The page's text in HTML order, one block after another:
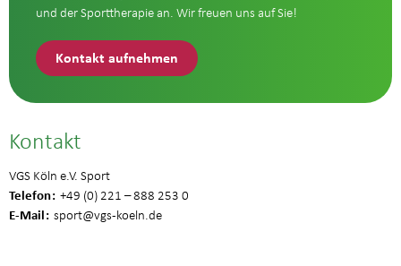
und der Sporttherapie an. Wir freuen uns auf Sie!
Kontakt aufnehmen
Kontakt
VGS Köln e.V. Sport
Telefon +49 (0) 221 – 888 253 0
E-Mail sport@vgs-koeln.de